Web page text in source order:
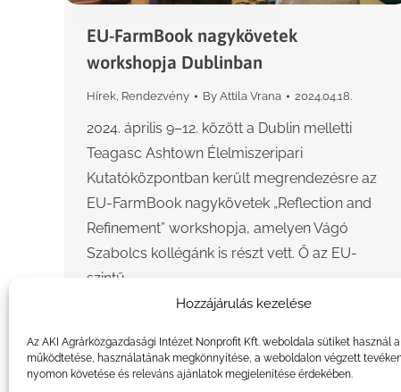
Hozzájárulás kezelése
Az AKI Agrárközgazdasági Intézet Nonprofit Kft. weboldala sütiket használ
működtetése, használatának megkönnyítése, a weboldalon végzett
nyomon követése és releváns ajánlatok megjelenítése érdekében.
EU-FarmBook nagykövetek
workshopja Dublinban
Hírek, Rendezvény By Attila Vrana 2024.04.18.
2024. április 9–12. között a Dublin melletti
Teagasc Ashtown Élelmiszeripari
Kutatóközpontban került megrendezésre az
EU-FarmBook nagykövetek „Reflection and
Refinement” workshopja, amelyen Vágó
Szabolcs kollégánk is részt vett. Ő az EU-
szintű…